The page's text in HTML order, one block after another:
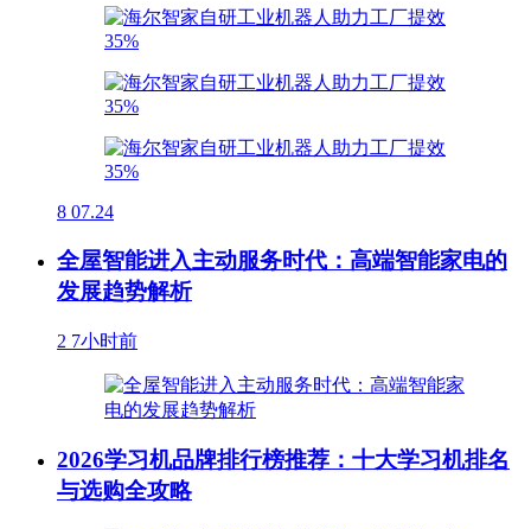
8 07.24
全屋智能进入主动服务时代：高端智能家电的
发展趋势解析
2 7小时前
2026学习机品牌排行榜推荐：十大学习机排名
与选购全攻略